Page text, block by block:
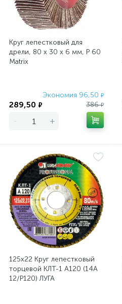
Круг лепестковый для
дрели, 80 х 30 х 6 мм, P 60
Matrix
Экономия 96,50 ₽
289,50 ₽ 386₽
- +
125х22 Круг лепестковый
торцевой КЛТ-1 А120 (14А
12/Р120) ЛУГА